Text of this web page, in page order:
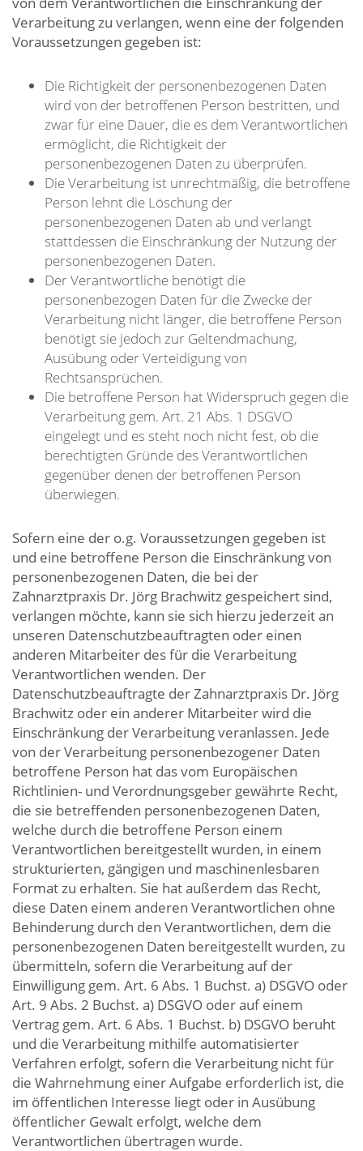
Verarbeitung zu verlangen, wenn eine der folgenden
Voraussetzungen gegeben ist:
Die Richtigkeit der personenbezogenen Daten
wird von der betroffenen Person bestritten, und
zwar für eine Dauer, die es dem Verantwortlichen
ermöglicht, die Richtigkeit der
personenbezogenen Daten zu überprüfen.
Die Verarbeitung ist unrechtmäßig, die betroffene
Person lehnt die Löschung der
personenbezogenen Daten ab und verlangt
stattdessen die Einschränkung der Nutzung der
personenbezogenen Daten.
Der Verantwortliche benötigt die
personenbezogen Daten für die Zwecke der
Verarbeitung nicht länger, die betroffene Person
benötigt sie jedoch zur Geltendmachung,
Ausübung oder Verteidigung von
Rechtsansprüchen.
Die betroffene Person hat Widerspruch gegen die
Verarbeitung gem. Art. 21 Abs. 1 DSGVO
eingelegt und es steht noch nicht fest, ob die
berechtigten Gründe des Verantwortlichen
gegenüber denen der betroffenen Person
überwiegen.
Sofern eine der o.g. Voraussetzungen gegeben ist
und eine betroffene Person die Einschränkung von
personenbezogenen Daten, die bei der
Zahnarztpraxis Dr. Jörg Brachwitz gespeichert sind,
verlangen möchte, kann sie sich hierzu jederzeit an
unseren Datenschutzbeauftragten oder einen
anderen Mitarbeiter des für die Verarbeitung
Verantwortlichen wenden. Der
Datenschutzbeauftragte der Zahnarztpraxis Dr. Jörg
Brachwitz oder ein anderer Mitarbeiter wird die
Einschränkung der Verarbeitung veranlassen. Jede
von der Verarbeitung personenbezogener Daten
betroffene Person hat das vom Europäischen
Richtlinien- und Verordnungsgeber gewährte Recht,
die sie betreffenden personenbezogenen Daten,
welche durch die betroffene Person einem
Verantwortlichen bereitgestellt wurden, in einem
strukturierten, gängigen und maschinenlesbaren
Format zu erhalten. Sie hat außerdem das Recht,
diese Daten einem anderen Verantwortlichen ohne
Behinderung durch den Verantwortlichen, dem die
personenbezogenen Daten bereitgestellt wurden, zu
übermitteln, sofern die Verarbeitung auf der
Einwilligung gem. Art. 6 Abs. 1 Buchst. a) DSGVO oder
Art. 9 Abs. 2 Buchst. a) DSGVO oder auf einem
Vertrag gem. Art. 6 Abs. 1 Buchst. b) DSGVO beruht
und die Verarbeitung mithilfe automatisierter
Verfahren erfolgt, sofern die Verarbeitung nicht für
die Wahrnehmung einer Aufgabe erforderlich ist, die
im öffentlichen Interesse liegt oder in Ausübung
öffentlicher Gewalt erfolgt, welche dem
Verantwortlichen übertragen wurde.